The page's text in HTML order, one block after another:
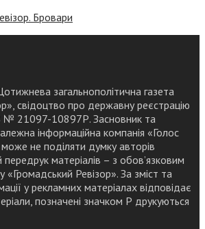
Бровари
загальнополітична газета
свідоцтво про державну реєстрацію
№ 21097-10897Р. Засновник та
інформаційна компанія «Голос
не поділяти думку авторів
передрук матеріалів – з обов’язковим
«Громадський Ревізор». За зміст та
у рекламних матеріалах відповідає
позначені значком Р друкуються